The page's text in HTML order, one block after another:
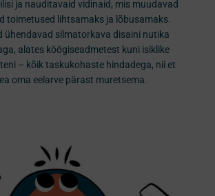
ja nauditavaid vidinaid, mis muudavad
toimetused lihtsamaks ja lõbusamaks.
ühendavad silmatorkava disaini nutika
alates köögiseadmetest kuni isiklike
– kõik taskukohaste hindadega, nii et
oma eelarve pärast muretsema.